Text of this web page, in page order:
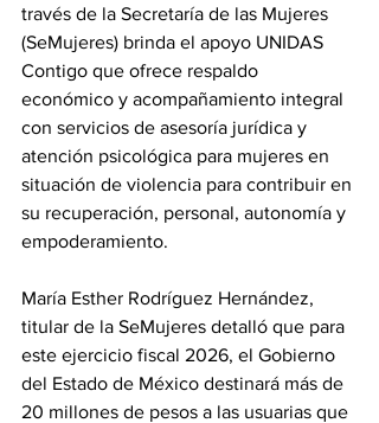
través de la Secretaría de las Mujeres
(SeMujeres) brinda el apoyo UNIDAS
Contigo que ofrece respaldo
económico y acompañamiento integral
con servicios de asesoría jurídica y
atención psicológica para mujeres en
situación de violencia para contribuir en
su recuperación, personal, autonomía y
empoderamiento.
María Esther Rodríguez Hernández,
titular de la SeMujeres detalló que para
este ejercicio fiscal 2026, el Gobierno
del Estado de México destinará más de
20 millones de pesos a las usuarias que